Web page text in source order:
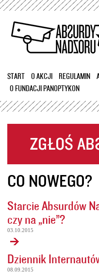
Przejdź
treści
START O AKCJI REGULAMIN
O FUNDACJI PANOPTYKON
CO NOWEGO?
Starcie Absurdów
czy na „nie”?
03.10.2015
Dziennik
08.09.2015